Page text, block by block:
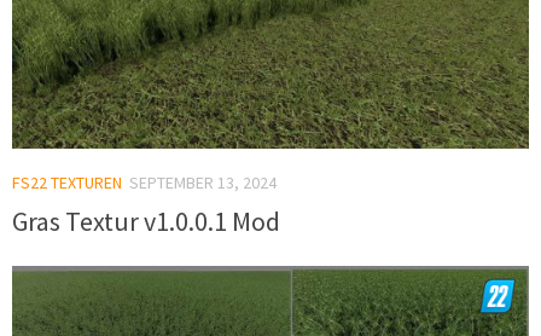
FS22 TEXTUREN SEPTEMBER 13, 2024
Gras Textur v1.0.0.1 Mod